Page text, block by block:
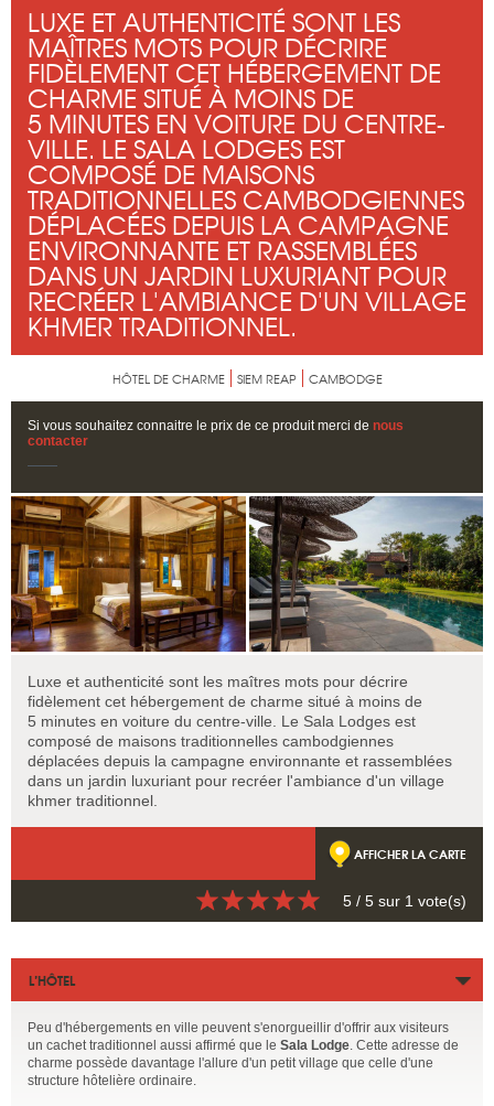
LUXE ET AUTHENTICITÉ SONT LES
MAÎTRES MOTS POUR DÉCRIRE
FIDÈLEMENT CET HÉBERGEMENT DE
CHARME SITUÉ À MOINS DE
5 MINUTES EN VOITURE DU CENTRE-
VILLE. LE SALA LODGES EST
COMPOSÉ DE MAISONS
TRADITIONNELLES CAMBODGIENNES
DÉPLACÉES DEPUIS LA CAMPAGNE
ENVIRONNANTE ET RASSEMBLÉES
DANS UN JARDIN LUXURIANT POUR
RECRÉER L'AMBIANCE D'UN VILLAGE
KHMER TRADITIONNEL.
HÔTEL DE CHARME SIEM REAP CAMBODGE
Si vous souhaitez connaitre le prix de ce produit merci de nous
contacter
Luxe et authenticité sont les maîtres mots pour décrire
fidèlement cet hébergement de charme situé à moins de
5 minutes en voiture du centre-ville. Le Sala Lodges est
composé de maisons traditionnelles cambodgiennes
déplacées depuis la campagne environnante et rassemblées
dans un jardin luxuriant pour recréer l'ambiance d'un village
khmer traditionnel.
AFFICHER LA CARTE
5 / 5 sur 1 vote(s)
L’HÔTEL
Peu d'hébergements en ville peuvent s'enorgueillir d'offrir aux visiteurs
un cachet traditionnel aussi affirmé que le Sala Lodge . Cette adresse de
charme possède davantage l'allure d'un petit village que celle d'une
structure hôtelière ordinaire.